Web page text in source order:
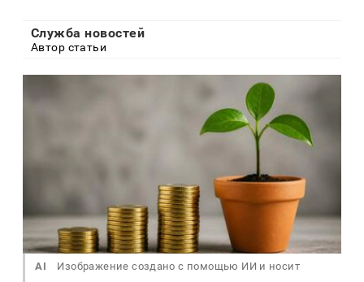
Служба новостей
Автор статьи
AI
Изображение создано с помощью ИИ и носит